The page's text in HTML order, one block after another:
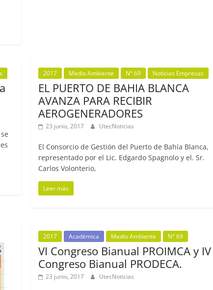
2017 Medio Ambiente N° 69 Noticias Empresas
EL PUERTO DE BAHIA BLANCA
AVANZA PARA RECIBIR
AEROGENERADORES
23 junio, 2017 UtecNoticias
El Consorcio de Gestión del Puerto de Bahía Blanca,
representado por el Lic. Edgardo Spagnolo y el. Sr.
Carlos Volonterio,
Leer más
2017 Académica Medio Ambiente N° 69
VI Congreso Bianual PROIMCA y IV
Congreso Bianual PRODECA.
23 junio, 2017 UtecNoticias